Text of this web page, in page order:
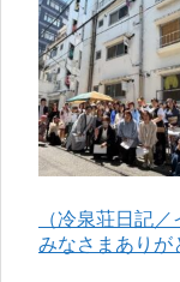
（冷泉荘日記
みなさまありが